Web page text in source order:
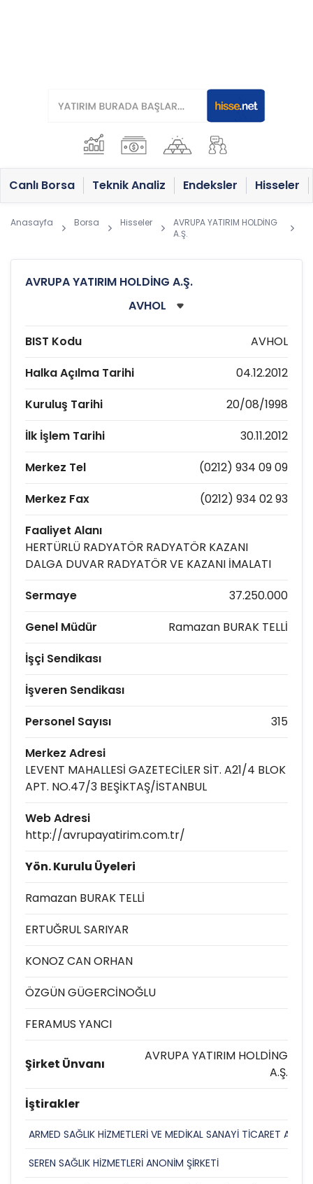
Canlı Borsa Teknik Analiz Endeksler Hisseler
Anasayfa Borsa Hisseler
AVRUPA YATIRIM HOLDİNG
A.Ş.
AVRUPA YATIRIM HOLDİNG A.Ş.
BIST Kodu
AVHOL
Halka Açılma Tarihi
04.12.2012
Kuruluş Tarihi
20/08/1998
İlk İşlem Tarihi
30.11.2012
Merkez Tel
(0212) 934 09 09
Merkez Fax
(0212) 934 02 93
Faaliyet Alanı
HERTÜRLÜ RADYATÖR RADYATÖR KAZANI
DALGA DUVAR RADYATÖR VE KAZANI İMALATI
Sermaye
37.250.000
Genel Müdür
Ramazan BURAK TELLİ
İşçi Sendikası
İşveren Sendikası
Personel Sayısı
315
Merkez Adresi
LEVENT MAHALLESİ GAZETECİLER SİT. A21/4 BLOK
APT. NO.47/3 BEŞİKTAŞ/İSTANBUL
Web Adresi
http://avrupayatirim.com.tr/
Yön. Kurulu Üyeleri
Ramazan BURAK TELLİ
ERTUĞRUL SARIYAR
KONOZ CAN ORHAN
ÖZGÜN GÜGERCİNOĞLU
FERAMUS YANCI
Şirket Ünvanı
AVRUPA YATIRIM HOLDİNG
A.Ş.
İştirakler
ARMED SAĞLIK HİZMETLERİ VE MEDİKAL SANAYİ TİCARET A.Ş.
SEREN SAĞLIK HİZMETLERİ ANONİM ŞİRKETİ